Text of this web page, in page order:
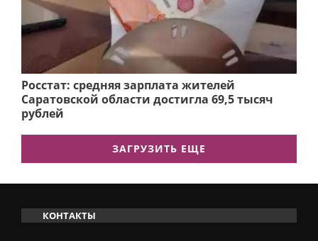
Росстат: средняя зарплата жителей
Саратовской области достигла 69,5 тысяч
рублей
ЗАГРУЗИТЬ ЕЩЕ
КОНТАКТЫ